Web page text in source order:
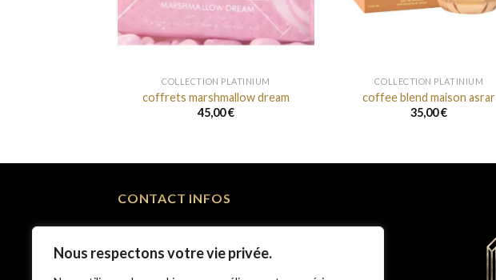
Nous respectons votre vie privée.
COLLECTION PLATINIUM
coffrets marshmallow dream
45,00€
COLLECTION PLATINIUM
coffee blend maison asrar
35,00€
CONTACT INFOS
+33 781 434 968